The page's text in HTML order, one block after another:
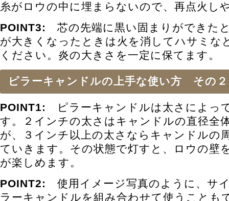
糸がロウの中に埋まらないので、再点火し
POINT3:
芯の先端に黒い固まりができた
が大きくなったときは火を消してハサミな
ください。炎の大きさを一定に保てます。
ピラーキャンドルの上手な使い方 その２
POINT1:
ピラーキャンドルは太さによっ
す。２インチの太さはキャンドルの直径全
が、３インチ以上の太さならキャンドルの
ていきます。その状態で灯すと、ロウの壁
が楽しめます。
POINT2:
使用イメージ写真のように、サ
ラーキャンドルを組み合わせて使うことも